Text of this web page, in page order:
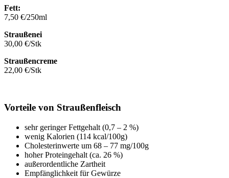
Fett:
7,50 €/250ml
Straußenei
30,00 €/Stk
Straußencreme
22,00 €/Stk
Vorteile von Straußenfleisch
sehr geringer Fettgehalt (0,7 – 2 %)
wenig Kalorien (114 kcal/100g)
Cholesterinwerte um 68 – 77 mg/100g
hoher Proteingehalt (ca. 26 %)
außerordentliche Zartheit
Empfänglichkeit für Gewürze